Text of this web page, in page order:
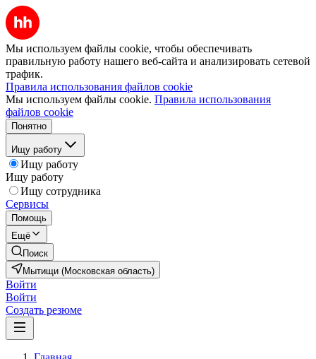
Мы используем файлы cookie, чтобы обеспечивать
правильную работу нашего веб-сайта и анализировать сетевой
трафик.
Правила использования файлов cookie
Мы используем файлы cookie. Правила использования
файлов cookie
Понятно
Ищу работу
Ищу работу
Ищу работу
Ищу сотрудника
Сервисы
Помощь
Ещё
Поиск
Мытищи (Московская область)
Войти
Войти
Создать резюме